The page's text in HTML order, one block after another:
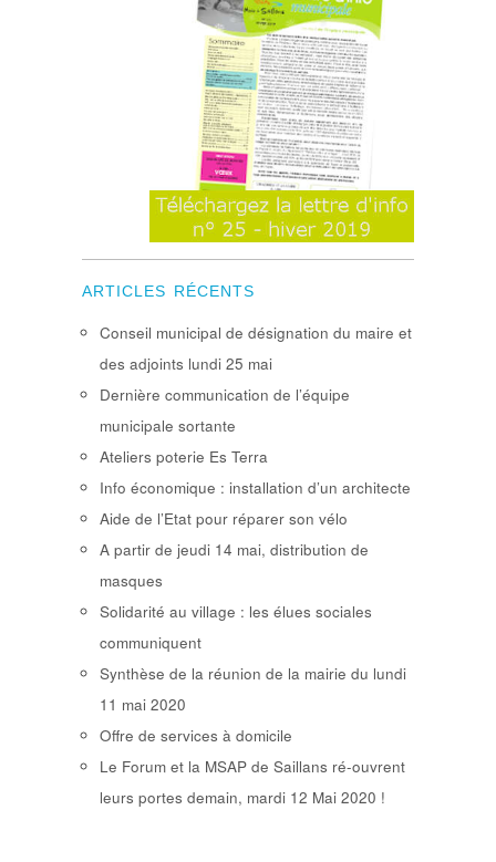
ARTICLES RÉCENTS
Conseil municipal de désignation du maire et
des adjoints lundi 25 mai
Dernière communication de l’équipe
municipale sortante
Ateliers poterie Es Terra
Info économique : installation d’un architecte
Aide de l’Etat pour réparer son vélo
A partir de jeudi 14 mai, distribution de
masques
Solidarité au village : les élues sociales
communiquent
Synthèse de la réunion de la mairie du lundi
11 mai 2020
Offre de services à domicile
Le Forum et la MSAP de Saillans ré-ouvrent
leurs portes demain, mardi 12 Mai 2020 !